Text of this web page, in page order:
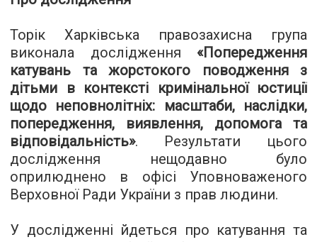
Торік Харківська правозахисна група
виконала дослідження «Попередження
катувань та жорстокого поводження з
дітьми в контексті кримінальної юстиції
щодо неповнолітніх: масштаби, наслідки,
попередження, виявлення, допомога та
відповідальність». Результати цього
дослідження нещодавно було
оприлюднено в офісі Уповноваженого
Верховної Ради України з прав людини.
У дослідженні йдеться про катування та